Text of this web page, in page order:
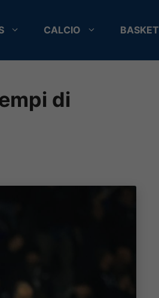
CALCIO BASKET
di